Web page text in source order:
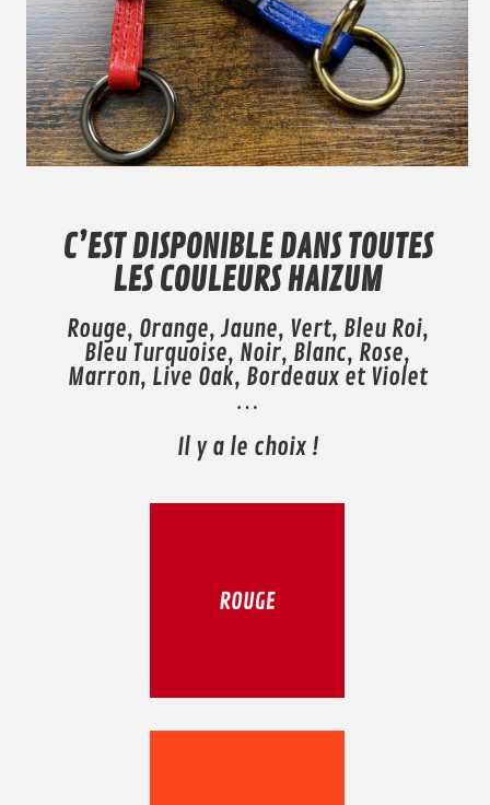
C’EST DISPONIBLE DANS TOUTES
LES COULEURS HAIZUM
Rouge, Orange, Jaune, Vert, Bleu Roi,
Bleu Turquoise, Noir, Blanc, Rose,
Marron, Live Oak, Bordeaux et Violet
…
Il y a le choix !